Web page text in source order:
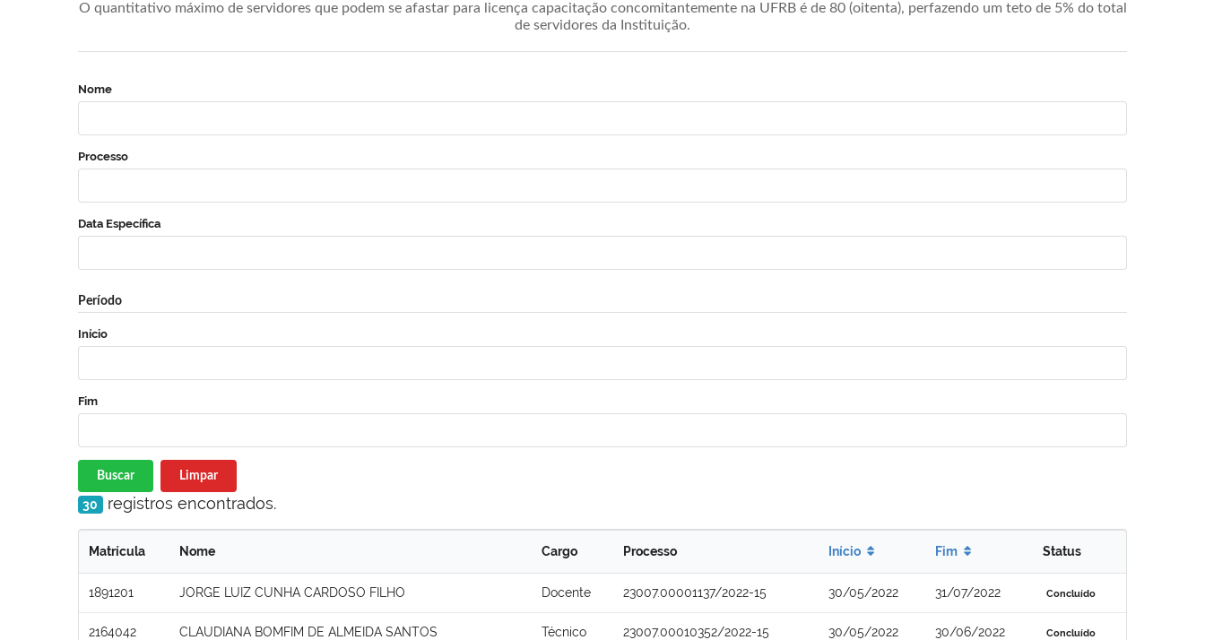
O quantitativo máximo de servidores que podem se afastar para licença capacitação concomitantemente na UFRB é de 80 (oitenta), perfazendo um teto de 5% do total
de servidores da Instituição.
Nome
Processo
Data Específica
Período
Início
Fim
Buscar Limpar
30 registros encontrados.
Matrícula Nome Cargo Processo Início Fim Status
1891201 JORGE LUIZ CUNHA CARDOSO FILHO Docente 23007.00001137/2022-15 30/05/2022 31/07/2022 Concluído
2164042 CLAUDIANA BOMFIM DE ALMEIDA SANTOS Técnico 23007.00010352/2022-15 30/05/2022 30/06/2022 Concluído